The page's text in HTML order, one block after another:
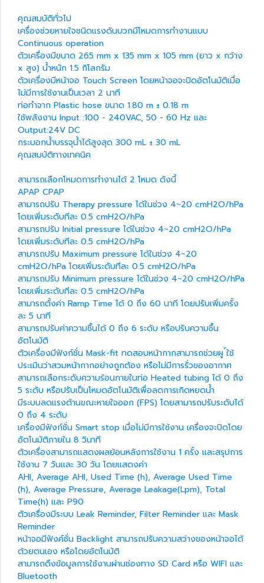
คุณสมบัติทั่วไป
เครื่องช่วยหายใจชนิดแรงดันบวกมีโหมดการทำงานแบบ
Continuous operation
ตัวเครื่องมีขนาด 265 mm x 135 mm x 105 mm (ยาว x กว้าง
x สูง) น้ำหนัก 1.5 กิโลกรัม
ตัวเครื่องมีหน้าจอ Touch Screen โดยหน้าจอจะปิดอัตโนมัติเมื่อ
ไม่มีการใช้งานเป็นเวลา 2 นาที
ท่อทำจาก Plastic hose ขนาด 1.80 m ± 0.18 m
ใช้พลังงาน Input :100 - 240VAC, 50 - 60 Hz และ
Output:24V DC
กระบอกน้ำบรรจุน้ำได้สูงสุด 300 mL ± 30 mL
คุณสมบัติทางเทคนิค
สามารถเลือกโหมดการทำงานได้ 2 โหมด ดังนี้
APAP CPAP
สามารถปรับ Therapy pressure ได้ในช่วง 4~20 cmH2O/hPa
โดยเพิ่มระดับทีละ 0.5 cmH2O/hPa
สามารถปรับ Initial pressure ได้ในช่วง 4~20 cmH2O/hPa
โดยเพิ่มระดับทีละ 0.5 cmH2O/hPa
สามารถปรับ Maximum pressure ได้ในช่วง 4~20
cmH2O/hPa โดยเพิ่มระดับทีละ 0.5 cmH2O/hPa
สามารถปรับ Minimum pressure ได้ในช่วง 4~20 cmH2O/hPa
โดยเพิ่มระดับทีละ 0.5 cmH2O/hPa
สามารถตั้งค่า Ramp Time ได้ 0 ถึง 60 นาที โดยปรับเพิ่มครั้ง
ละ 5 นาที
สามารถปรับค่าความชื้นได้ 0 ถึง 6 ระดับ หรือปรับความชื้น
อัตโนมัติ
ตัวเครื่องมีฟังก์ชั่น Mask-fit ทดสอบหน้ากากสามารถช่วยผู ้ใช้
ประเมินว่าสวมหน้ากากอย่างถูกต้อง หรือไม่มีการรั่วของอากาศ
สามารถเลือกระดับความร้อนภายในท่อ Heated tubing ได้ 0 ถึง
5 ระดับ หรือปรับเป็นโหมดอัตโนมัติเพื่อลดการเกิดหยดน้ำ
มีระบบลดแรงต้านขณะหายใจออก (FPS) โดยสามารถปรับระดับได้
0 ถึง 4 ระดับ
เครื่องมีฟังก์ชั่น Smart stop เมื่อไม่มีการใช้งาน เครื่องจะปิดโดย
อัตโนมัติภายใน 8 วินาที
ตัวเครื่องสามารถแสดงผลย้อนหลังการใช้งาน 1 ครั้ง และสรุปการ
ใช้งาน 7 วันและ 30 วัน โดยแสดงค่า
AHI, Average AHI, Used Time (h), Average Used Time
(h), Average Pressure, Average Leakage(Lpm), Total
Time(h) และ P90
ตัวเครื่องมีระบบ Leak Reminder, Filter Reminder และ Mask
Reminder
หน้าจอมีฟังค์ชั่น Backlight สามารถปรับความสว่างของหน้าจอได้
ด้วยตนเอง หรือโดยอัตโนมัติ
สามารถดึงข้อมูลการใช้งานผ่านช่องทาง SD Card หรือ WIFI และ
Bluetooth